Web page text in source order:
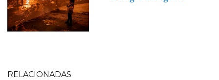
RELACIONADAS